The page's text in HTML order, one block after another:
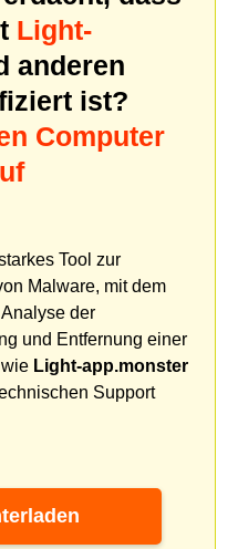
Light-
anderen
ist?
Computer
Tool zur
Malware, mit dem
der
und Entfernung einer
Light-app.monster
Support